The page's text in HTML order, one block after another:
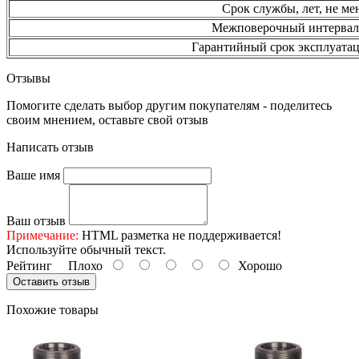
Срок службы, лет, не
Межповерочный
Гарантийный срок
Отзывы
Помогите сделать выбор другим покупателям - поделитесь
своим мнением, оставьте свой отзыв
Написать отзыв
Ваше имя
Ваш отзыв
Примечание: HTML разметка не поддерживается!
Используйте обычный текст.
Рейтинг Плохо Хорошо
Оставить отзыв
Похожие товары